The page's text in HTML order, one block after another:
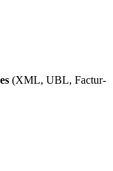
(XML, UBL, Factur-